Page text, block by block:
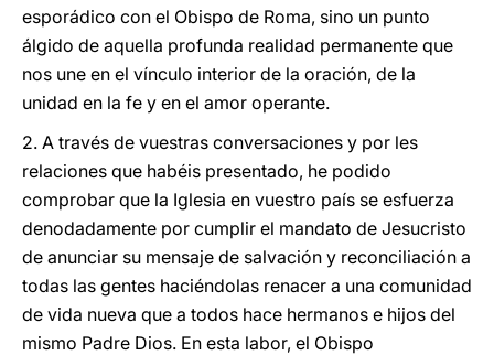
esporádico con el Obispo de Roma, sino un punto
álgido de aquella profunda realidad permanente que
nos une en el vínculo interior de la oración, de la
unidad en la fe y en el amor operante.
2. A través de vuestras conversaciones y por les
relaciones que habéis presentado, he podido
comprobar que la Iglesia en vuestro país se esfuerza
denodadamente por cumplir el mandato de Jesucristo
de anunciar su mensaje de salvación y reconciliación a
todas las gentes haciéndolas renacer a una comunidad
de vida nueva que a todos hace hermanos e hijos del
mismo Padre Dios. En esta labor, el Obispo